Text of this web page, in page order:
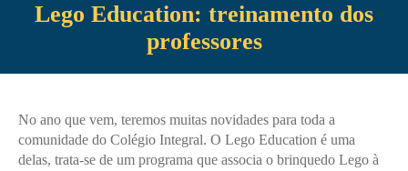
Lego Education: treinamento dos
professores
No ano que vem, teremos muitas novidades para toda a
comunidade do Colégio Integral. O Lego Education é uma
delas, trata-se de um programa que associa o brinquedo Lego à